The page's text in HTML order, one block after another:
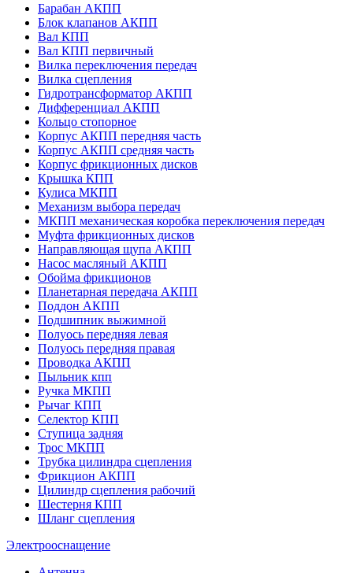
Барабан АКПП
Блок клапанов АКПП
Вал КПП
Вал КПП первичный
Вилка переключения передач
Вилка сцепления
Гидротрансформатор АКПП
Дифференциал АКПП
Кольцо стопорное
Корпус АКПП передняя часть
Корпус АКПП средняя часть
Корпус фрикционных дисков
Крышка КПП
Кулиса МКПП
Механизм выбора передач
МКПП механическая коробка переключения передач
Муфта фрикционных дисков
Направляющая щупа АКПП
Насос масляный АКПП
Обойма фрикционов
Планетарная передача АКПП
Поддон АКПП
Подшипник выжимной
Полуось передняя левая
Полуось передняя правая
Проводка АКПП
Пыльник кпп
Ручка МКПП
Рычаг КПП
Селектор КПП
Ступица задняя
Трос МКПП
Трубка цилиндра сцепления
Фрикцион АКПП
Цилиндр сцепления рабочий
Шестерня КПП
Шланг сцепления
Электрооснащение